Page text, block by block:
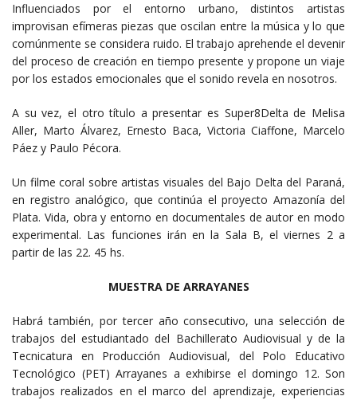
Influenciados por el entorno urbano, distintos artistas
improvisan efímeras piezas que oscilan entre la música y lo que
comúnmente se considera ruido. El trabajo aprehende el devenir
del proceso de creación en tiempo presente y propone un viaje
por los estados emocionales que el sonido revela en nosotros.
A su vez, el otro título a presentar es Super8Delta de Melisa
Aller, Marto Álvarez, Ernesto Baca, Victoria Ciaffone, Marcelo
Páez y Paulo Pécora.
Un filme coral sobre artistas visuales del Bajo Delta del Paraná,
en registro analógico, que continúa el proyecto Amazonía del
Plata. Vida, obra y entorno en documentales de autor en modo
experimental. Las funciones irán en la Sala B, el viernes 2 a
partir de las 22. 45 hs.
MUESTRA DE ARRAYANES
Habrá también, por tercer año consecutivo, una selección de
trabajos del estudiantado del Bachillerato Audiovisual y de la
Tecnicatura en Producción Audiovisual, del Polo Educativo
Tecnológico (PET) Arrayanes a exhibirse el domingo 12. Son
trabajos realizados en el marco del aprendizaje, experiencias